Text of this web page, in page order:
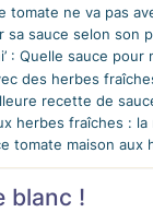
tomate ne va pas
sa sauce selon son
: Quelle sauce pour
des herbes
recette de
herbes fraîches :
tomate maison
blanc !